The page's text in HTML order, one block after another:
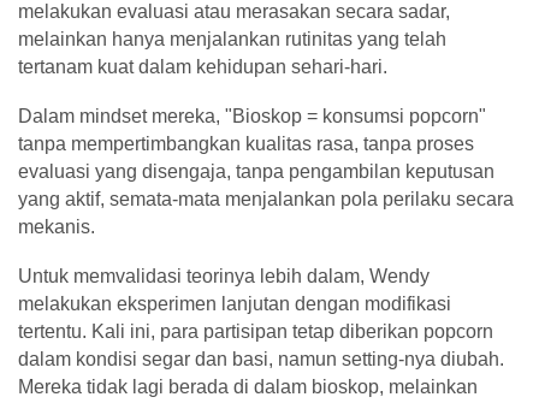
melakukan evaluasi atau merasakan secara sadar,
melainkan hanya menjalankan rutinitas yang telah
tertanam kuat dalam kehidupan sehari-hari.
Dalam mindset mereka, "Bioskop = konsumsi popcorn"
tanpa mempertimbangkan kualitas rasa, tanpa proses
evaluasi yang disengaja, tanpa pengambilan keputusan
yang aktif, semata-mata menjalankan pola perilaku secara
mekanis.
Untuk memvalidasi teorinya lebih dalam, Wendy
melakukan eksperimen lanjutan dengan modifikasi
tertentu. Kali ini, para partisipan tetap diberikan popcorn
dalam kondisi segar dan basi, namun setting-nya diubah.
Mereka tidak lagi berada di dalam bioskop, melainkan